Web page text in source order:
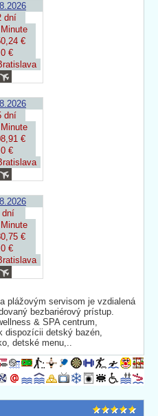
dní
€
€
dní
€
€
dní
€
€
plážovým servisom je vzdialená
bezbariérový prístup.
& SPA centrum,
dispozícii detský bazén,
detské menu,..